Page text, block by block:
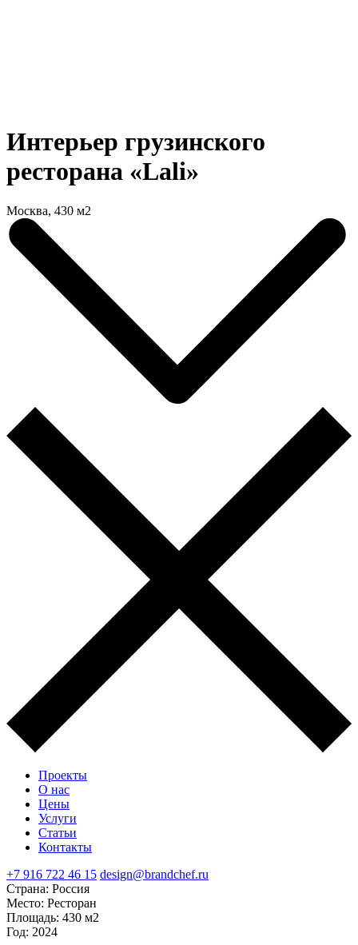
Интерьер грузинского
ресторана «Lali»
Москва, 430 м2
Проекты
О нас
Цены
Услуги
Статьи
Контакты
+7 916 722 46 15 design@brandchef.ru
Страна: Россия
Место: Ресторан
Площадь: 430 м2
Год: 2024